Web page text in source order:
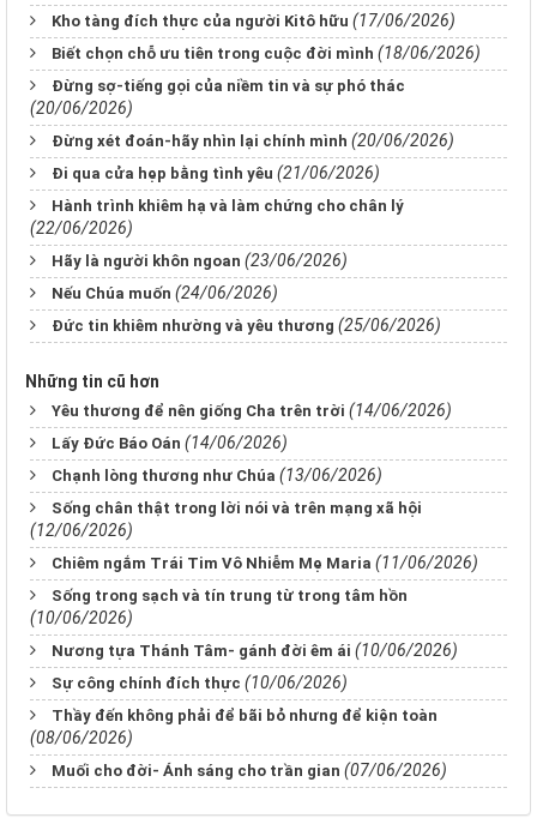
Kho tàng đích thực của người Kitô hữu (17/06/2026)
Biết chọn chỗ ưu tiên trong cuộc đời mình (18/06/2026)
Đừng sợ-tiếng gọi của niềm tin và sự phó thác
(20/06/2026)
Đừng xét đoán-hãy nhìn lại chính mình (20/06/2026)
Đi qua cửa hẹp bằng tình yêu (21/06/2026)
Hành trình khiêm hạ và làm chứng cho chân lý
(22/06/2026)
Hãy là người khôn ngoan (23/06/2026)
Nếu Chúa muốn (24/06/2026)
Đức tin khiêm nhường và yêu thương (25/06/2026)
Những tin cũ hơn
Yêu thương để nên giống Cha trên trời (14/06/2026)
Lấy Đức Báo Oán (14/06/2026)
Chạnh lòng thương như Chúa (13/06/2026)
Sống chân thật trong lời nói và trên mạng xã hội
(12/06/2026)
Chiêm ngắm Trái Tim Vô Nhiễm Mẹ Maria (11/06/2026)
Sống trong sạch và tín trung từ trong tâm hồn
(10/06/2026)
Nương tựa Thánh Tâm- gánh đời êm ái (10/06/2026)
Sự công chính đích thực (10/06/2026)
Thầy đến không phải để bãi bỏ nhưng để kiện toàn
(08/06/2026)
Muối cho đời- Ánh sáng cho trần gian (07/06/2026)